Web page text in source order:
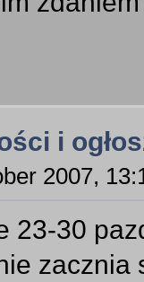
i
2007,
23-30
zacznia